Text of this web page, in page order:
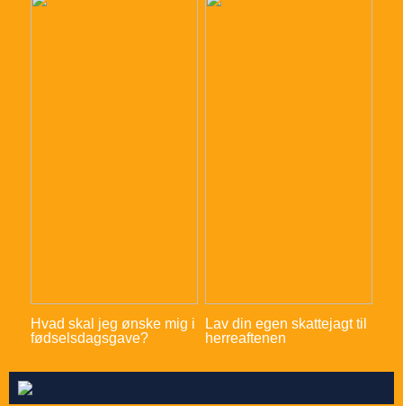
Hvad skal jeg ønske mig i
fødselsdagsgave?
Lav din egen skattejagt til
herreaftenen